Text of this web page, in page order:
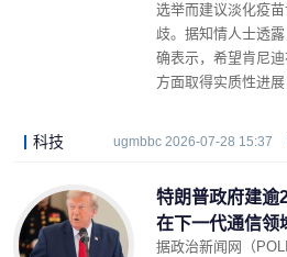
选举而建议淡化疫
歧。据知情人士透
确表示，希望肯尼
方面取得实质性进
科技 ugmbbc 2026-07-28 15:37
特朗普政府建逾
在下一代通信领
据政治新闻网（